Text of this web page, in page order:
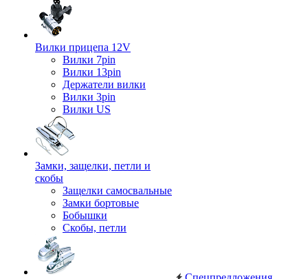
Вилки прицепа 12V
Вилки 7pin
Вилки 13pin
Держатели вилки
Вилки 3pin
Вилки US
Замки, защелки, петли и
скобы
Защелки самосвальные
Замки бортовые
Бобышки
Скобы, петли